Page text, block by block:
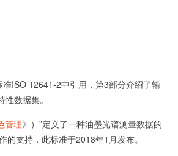
ISO 12641-2中引用，第3部分介绍了输
数据集。
管理》）”定义了一种油墨光谱测量数据的
支持，此标准于2018年1月发布。